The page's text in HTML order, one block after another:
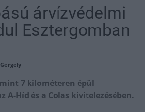
árvízvédelmi
Esztergomban
7 kilométeren épül
A-Híd és a Colas kivitelezésében.